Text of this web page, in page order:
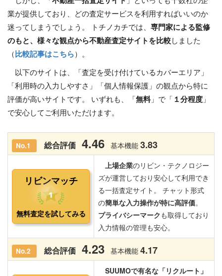
業が提供しており、どの査定サービスを利用すればいいのか
迷ってしまうでしょう。 トチノカチでは、 専門家による監修
のもと、様々な観点から不動産査定サイトを比較 しました
（ 比較記事はこちら ）。
以下のサイトは、「査定を受け付けているカバーエリア」
「利用時の入力しやすさ」「個人情報保護」の観点から特に
評価が高いサイトです。 いずれも、「 無料」で「 １分程度 」
で安心してご利用いただけます。